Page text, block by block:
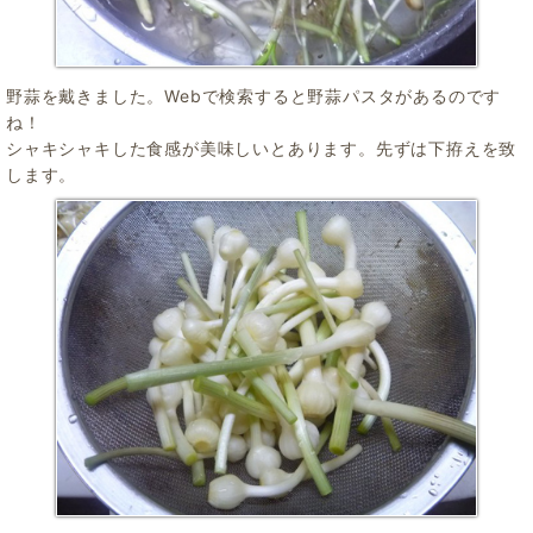
野蒜を戴きました。Webで検索すると野蒜パスタがあるのです
ね！
シャキシャキした食感が美味しいとあります。先ずは下拵えを致
します。